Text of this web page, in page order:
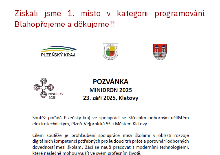
Získali jsme 1. místo v kategorii programování.
Blahopřejeme a děkujeme!!!